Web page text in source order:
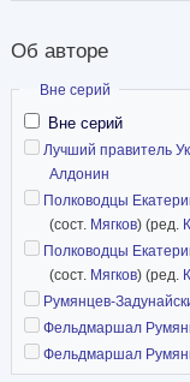
Об авторе
Скрыть
Вне серий
Вне серий
Лучший правитель
Алдонин
Полководцы
(сост. Мягков) (ред.
Полководцы
(сост. Мягков) (ред.
Румянцев-
Фельдмаршал
Фельдмаршал